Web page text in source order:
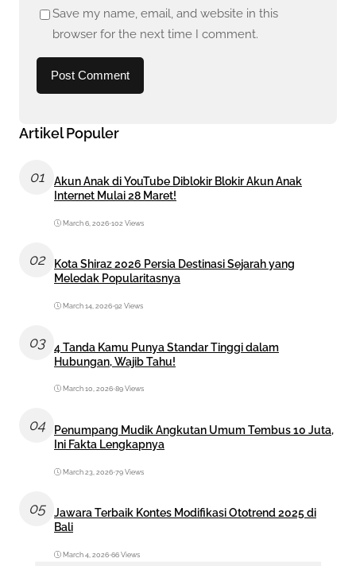
Save my name, email, and website in this
browser for the next time I comment.
Artikel Populer
01
Akun Anak di YouTube Diblokir Blokir Akun Anak
Internet Mulai 28 Maret!
March 6, 2026•102 Views
02
Kota Shiraz 2026 Persia Destinasi Sejarah yang
Meledak Popularitasnya
March 14, 2026•92 Views
03
4 Tanda Kamu Punya Standar Tinggi dalam
Hubungan, Wajib Tahu!
March 10, 2026•89 Views
04
Penumpang Mudik Angkutan Umum Tembus 10 Juta,
Ini Fakta Lengkapnya
March 23, 2026•79 Views
05
Jawara Terbaik Kontes Modifikasi Ototrend 2025 di
Bali
March 4, 2026•66 Views